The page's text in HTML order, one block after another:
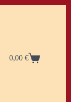
Panier
0,00€